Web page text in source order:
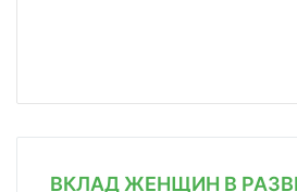
ВКЛАД ЖЕНЩИН В